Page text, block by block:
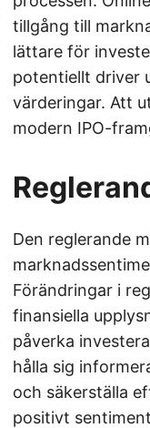
tillgång till
lättare för
potentiellt driver
värderingar. Att
modern IPO-
Den reglerande
Förändringar i
finansiella
påverka
hålla sig
och säkerställa
positivt